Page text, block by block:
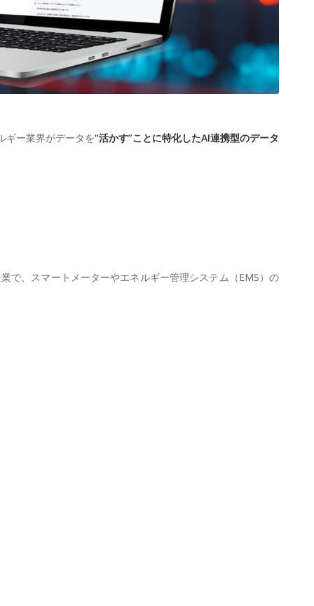
ギー業界がデータを“活かす”ことに特化したAI連携型のデータ
で、スマートメーターやエネルギー管理システム（EMS）の